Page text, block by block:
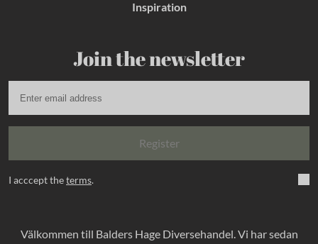
Inspiration
Join the newsletter
Register
I acccept theterms.
Välkommen till Balders Hage Diversehandel. Vi har sedan